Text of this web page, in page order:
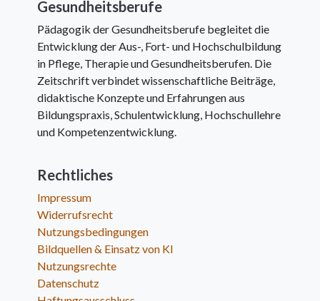
Gesundheitsberufe
Pädagogik der Gesundheitsberufe begleitet die
Entwicklung der Aus-, Fort- und Hochschulbildung
in Pflege, Therapie und Gesundheitsberufen. Die
Zeitschrift verbindet wissenschaftliche Beiträge,
didaktische Konzepte und Erfahrungen aus
Bildungspraxis, Schulentwicklung, Hochschullehre
und Kompetenzentwicklung.
Rechtliches
Impressum
Widerrufsrecht
Nutzungsbedingungen
Bildquellen & Einsatz von KI
Nutzungsrechte
Datenschutz